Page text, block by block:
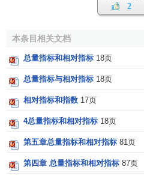
2
本条目相关文档
总量指标和相对指标 18页
总量指标与相对指标 18页
相对指标和指数 17页
4总量指标和相对指标 18页
第五章总量指标和相对指标 81页
第四章 总量指标和相对指标 87页